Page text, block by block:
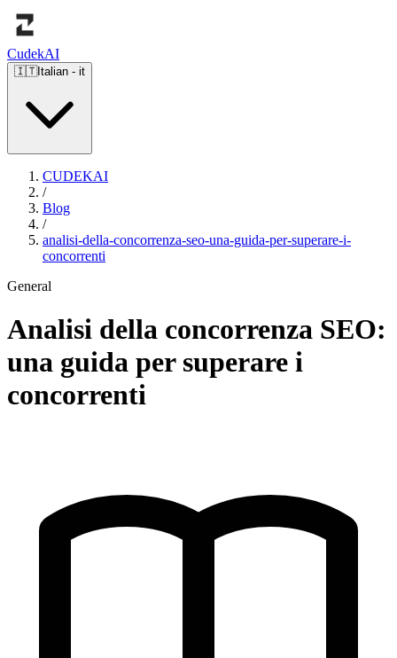
CudekAI
🇮🇹Italian - it
CUDEKAI
/
Blog
/
analisi-della-concorrenza-seo-una-guida-per-superare-i-
concorrenti
General
Analisi della concorrenza SEO:
una guida per superare i
concorrenti